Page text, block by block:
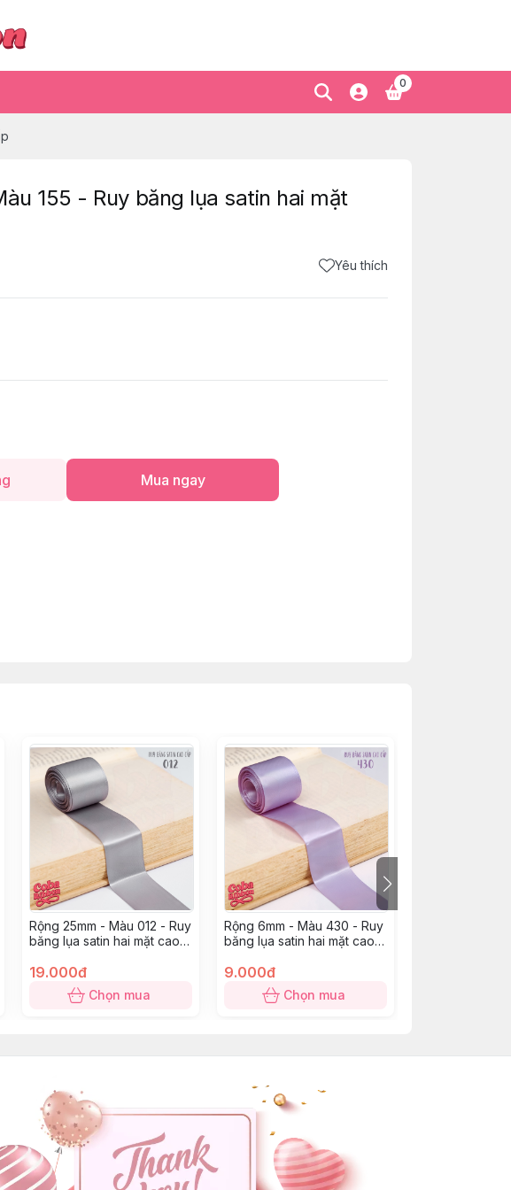
0
155 - Ruy băng lụa satin hai mặt
Yêu thích
Mua ngay
Rộng 25mm - Màu 012 - Ruy
băng lụa satin hai mặt cao
19.000đ
Chọn mua
Rộng 6mm - Màu 430 - Ruy
băng lụa satin hai mặt cao
9.000đ
Chọn mua